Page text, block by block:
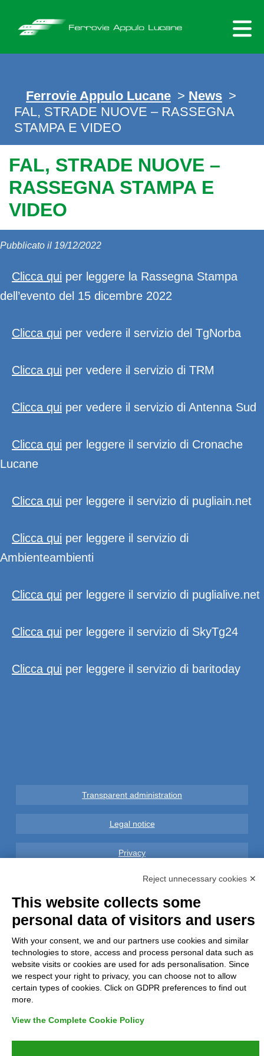
content
Ferrovie Appulo Lucane > News >
FAL, STRADE NUOVE – RASSEGNA
STAMPA E VIDEO
FAL, STRADE NUOVE –
RASSEGNA STAMPA E
VIDEO
Pubblicato il 19/12/2022
Clicca qui per leggere la Rassegna Stampa
dell’evento del 15 dicembre 2022
Clicca qui per vedere il servizio del TgNorba
Clicca qui per vedere il servizio di TRM
Clicca qui per vedere il servizio di Antenna Sud
Clicca qui per leggere il servizio di Cronache
Lucane
Clicca qui per leggere il servizio di pugliain.net
Clicca qui per leggere il servizio di
Ambienteambienti
Clicca qui per leggere il servizio di puglialive.net
Clicca qui per leggere il servizio di SkyTg24
Clicca qui per leggere il servizio di baritoday
Transparent administration
Legal notice
Privacy
GDPR Compliance (679/2016)
Complaints
Refunds and Indemnities
Contacts
Azienda certificata UNI EN ISO 9001:2015
Reject unnecessary cookies ✕
This website collects some
personal data of visitors and users
With your consent, we and our partners use cookies and similar
technologies to store, access and process personal data such as
website visits or cookies are used for ads personalisation. Since
we respect your right to privacy, you can choose not to allow
certain types of cookies. Click on GDPR preferences to find out
more.
View the Complete Cookie Policy